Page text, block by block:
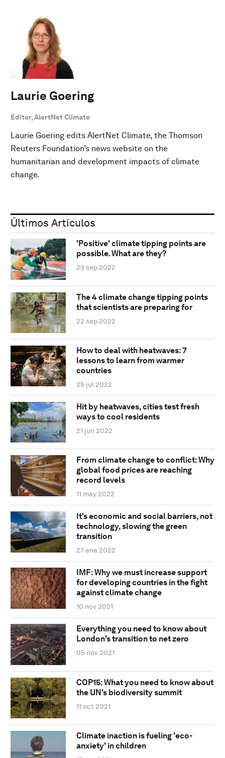
Laurie Goering
Editor, AlertNet Climate
Laurie Goering edits AlertNet Climate, the Thomson
Reuters Foundation’s news website on the
humanitarian and development impacts of climate
change.
Últimos Artículos
'Positive' climate tipping points are
possible. What are they?
23 sep 2022
The 4 climate change tipping points
that scientists are preparing for
22 sep 2022
How to deal with heatwaves: 7
lessons to learn from warmer
countries
25 jul 2022
Hit by heatwaves, cities test fresh
ways to cool residents
21 jun 2022
From climate change to conflict: Why
global food prices are reaching
record levels
11 may 2022
It's economic and social barriers, not
technology, slowing the green
transition
27 ene 2022
IMF: Why we must increase support
for developing countries in the fight
against climate change
10 nov 2021
Everything you need to know about
London's transition to net zero
05 nov 2021
COP15: What you need to know about
the UN's biodiversity summit
11 oct 2021
Climate inaction is fueling 'eco-
anxiety' in children